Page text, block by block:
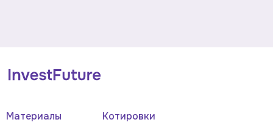
Материалы Котировки